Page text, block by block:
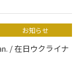
お知らせ
/ 在日ウクライナ